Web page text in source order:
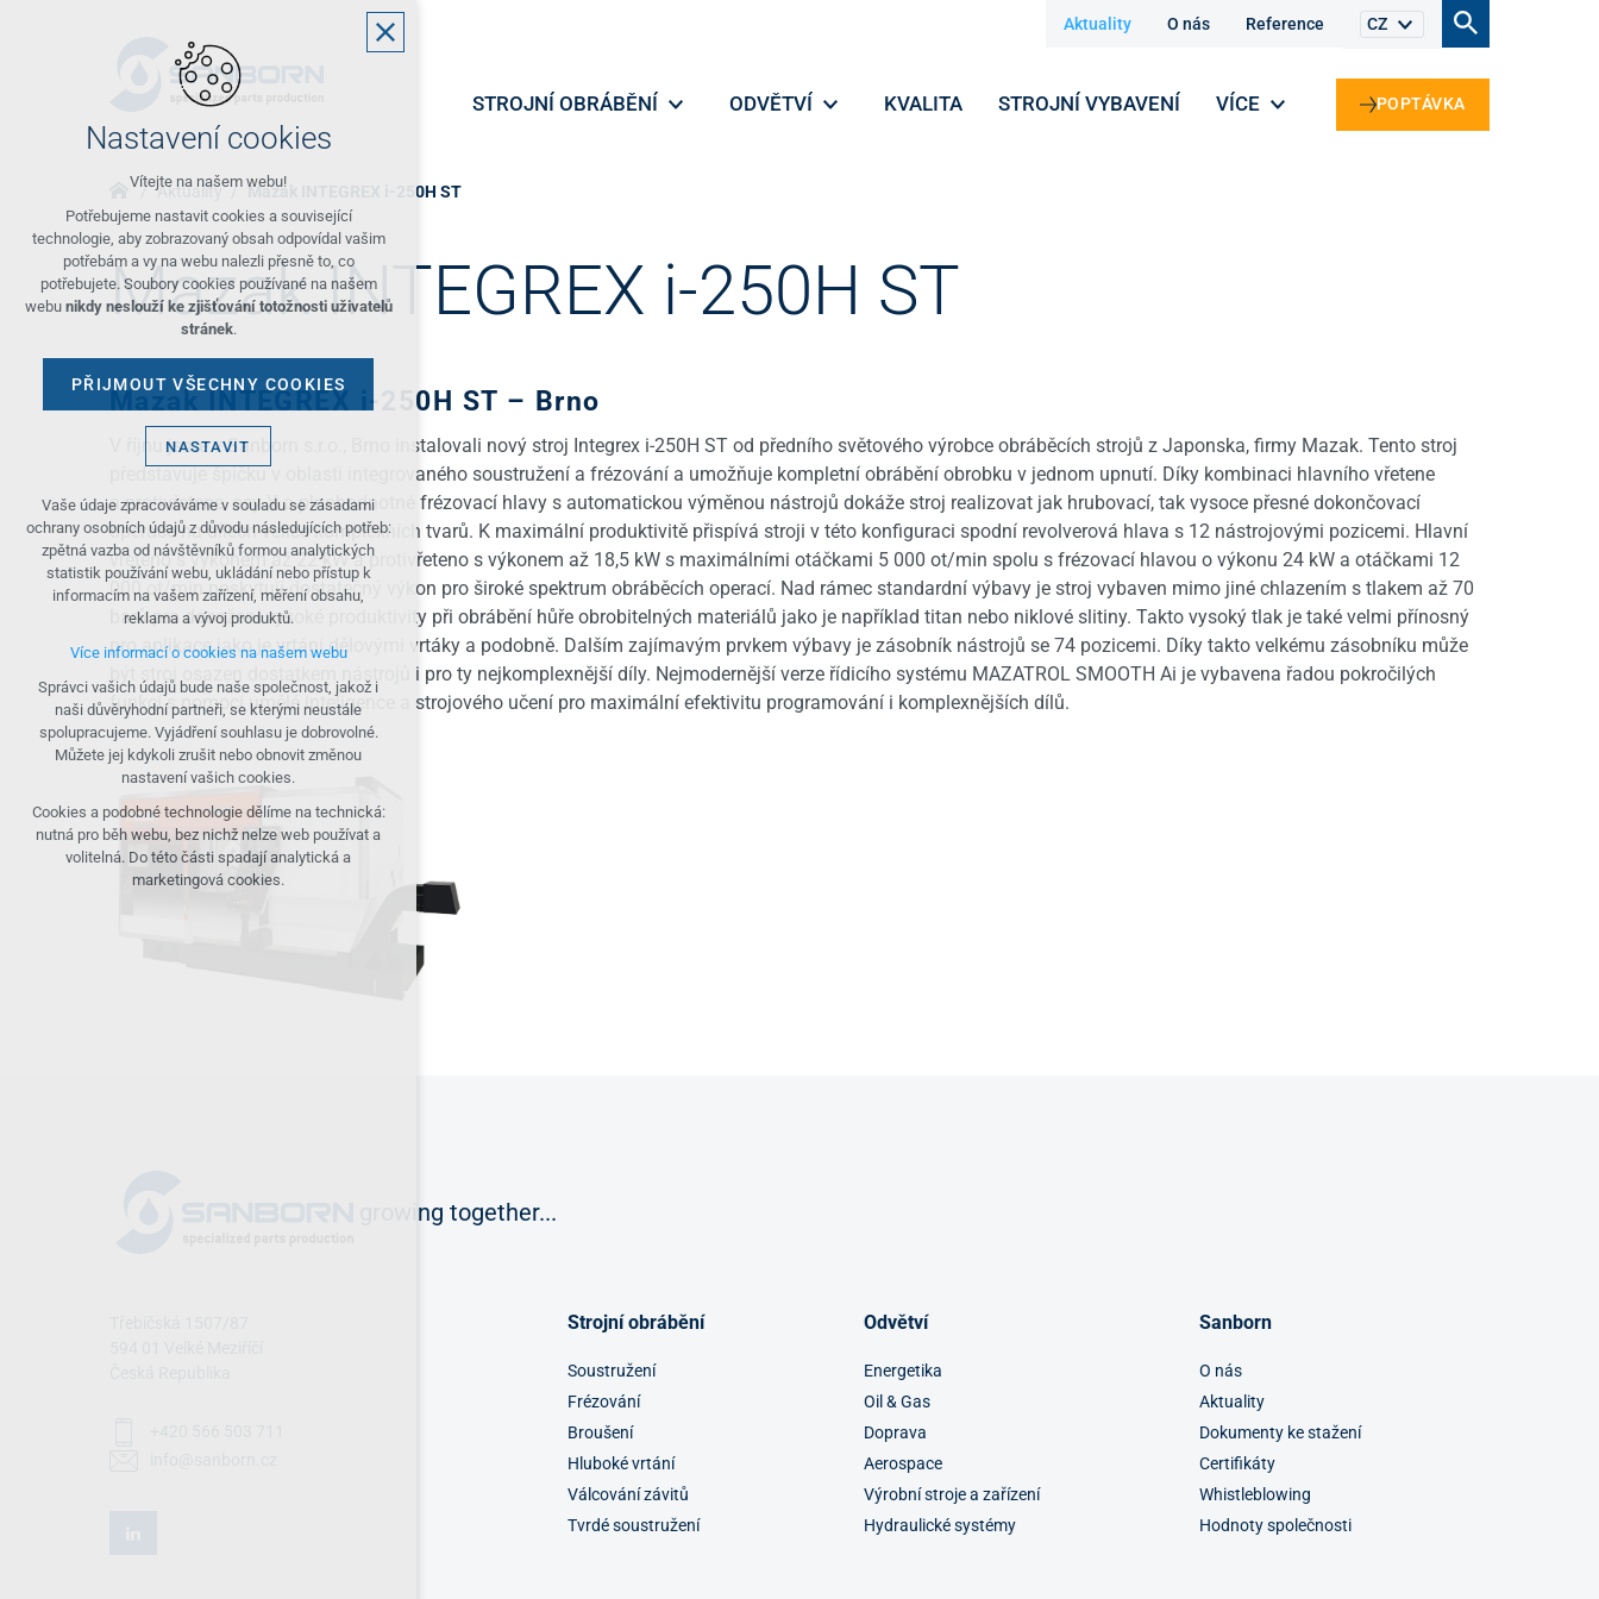
Aktuality O nás Reference CZ
STROJNÍ OBRÁBĚNÍ ODVĚTVÍ KVALITA STROJNÍ VYBAVENÍ VÍCE POPTÁVKA
Aktuality Mazak INTEGREX i-250H ST
Mazak INTEGREX i-250H ST
Mazak INTEGREX i-250H ST – Brno
V říjnu jsme v Sanborn s.r.o., Brno instalovali nový stroj Integrex i-250H ST od předního světového výrobce obráběcích strojů z Japonska, firmy Mazak. Tento stroj
představuje špičku v oblasti integrovaného soustružení a frézování a umožňuje kompletní obrábění obrobku v jednom upnutí. Díky kombinaci hlavního vřetene
a protivřetene, osy Y a plnohodnotné frézovací hlavy s automatickou výměnou nástrojů dokáže stroj realizovat jak hrubovací, tak vysoce přesné dokončovací
operace na dílech velice komplexních tvarů. K maximální produktivitě přispívá stroji v této konfiguraci spodní revolverová hlava s 12 nástrojovými pozicemi. Hlavní
vřeteno s výkonem až 22 kW a protivřeteno s výkonem až 18,5 kW s maximálními otáčkami 5 000 ot/min spolu s frézovací hlavou o výkonu 24 kW a otáčkami 12
000 ot/min poskytují dostatečný výkon pro široké spektrum obráběcích operací. Nad rámec standardní výbavy je stroj vybaven mimo jiné chlazením s tlakem až 70
barů pro dosažení vysoké produktivity při obrábění hůře obrobitelných materiálů jako je například titan nebo niklové slitiny. Takto vysoký tlak je také velmi přínosný
pro aplikace jako je vrtání dělovými vrtáky a podobně. Dalším zajímavým prvkem výbavy je zásobník nástrojů se 74 pozicemi. Díky takto velkému zásobníku může
být stroj osazen dostatkem nástrojů i pro ty nejkomplexnější díly. Nejmodernější verze řídicího systému MAZATROL SMOOTH Ai je vybavena řadou pokročilých
funkcí s pomocí umělé inteligence a strojového učení pro maximální efektivitu programování i komplexnějších dílů.
growing together...
Strojní obrábění
Soustružení
Frézování
Broušení
Hluboké vrtání
Válcování závitů
Tvrdé soustružení
Odvětví
Energetika
Oil & Gas
Doprava
Aerospace
Výrobní stroje a zařízení
Hydraulické systémy
Sanborn
O nás
Aktuality
Dokumenty ke stažení
Certifikáty
Whistleblowing
Hodnoty společnosti
Nastavení cookies
Vítejte na našem webu!
Potřebujeme nastavit cookies a související
technologie, aby zobrazovaný obsah odpovídal vašim
potřebám a vy na webu nalezli přesně to, co
potřebujete. Soubory cookies používané na našem
webu nikdy neslouží ke zjišťování totožnosti uživatelů
stránek.
PŘIJMOUT VŠECHNY COOKIES
NASTAVIT
Technická cookies
nutná pro provozování webu
udržení kontextu stránek (session): případná
přihlášení, volby jazyka, apod.
Volitelná cookies
analytická pro anonymizované vyhodnocení
návštěvnosti
marketingová cookies (Google, Seznam,
Facebook)
Více informací o cookies na našem webu
PŘIJMOUT VŠECHNY COOKIES
ODMÍTNOUT VOLITELNÁ
Vaše údaje zpracováváme v souladu se zásadami
ochrany osobních údajů z důvodu následujících potřeb:
zpětná vazba od návštěvníků formou analytických
statistik používání webu, ukládání nebo přístup k
informacím na vašem zařízení, měření obsahu,
reklama a vývoj produktů.
Více informací o cookies na našem webu
Správci vašich údajů bude naše společnost, jakož i
naši důvěryhodní partneři, se kterými neustále
spolupracujeme. Vyjádření souhlasu je dobrovolné.
Můžete jej kdykoli zrušit nebo obnovit změnou
nastavení vašich cookies.
Cookies a podobné technologie dělíme na technická:
nutná pro běh webu, bez nichž nelze web používat a
volitelná. Do této části spadají analytická a
marketingová cookies.